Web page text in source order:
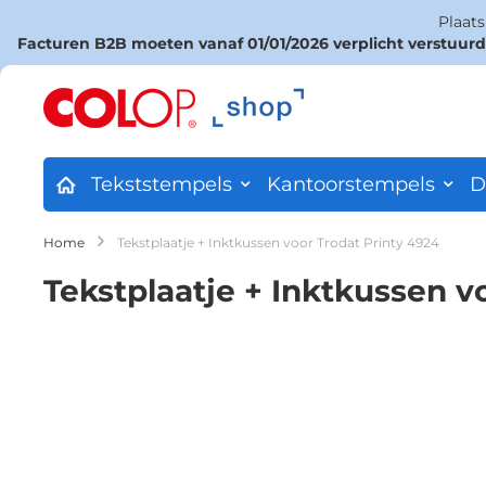
Facturen B2B moeten vanaf 01/01/2026 verplicht
Ga
Tekststempels Kantoorstempels
Home Tekstplaatje + Inktkussen voor Trodat Printy 4924
Tekstplaatje + Inktkussen